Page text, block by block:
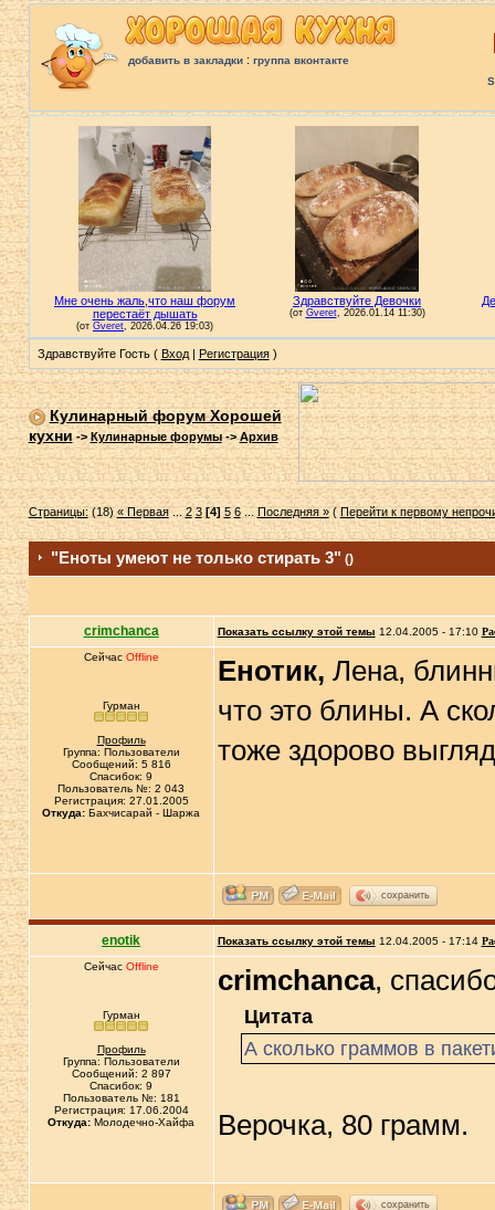
добавить в закладки: группа вконтакте
Здравствуйте Гость ( Вход| Регистрация)
Кулинарный форум Хорошей
кухни->Кулинарные форумы->Архив
Страницы:(18)« Первая...2 3 [4] 5 6...Последняя »(Перейти к первому
"Еноты умеют не только стирать 3" ()
crimchanca Показать ссылку этой темы 12.04.2005 - 17:10
Сейчас Offline
Гурман
Профиль
Группа: Пользователи
Сообщений: 5 816
Спасибок: 9
Пользователь №: 2 043
Регистрация: 27.01.2005
Откуда: Бахчисарай - Шаржа
Енотик, Лена,
что это блины. А
тоже здорово
сохранить
enotik Показать ссылку этой темы 12.04.2005 - 17:14
Сейчас Offline
Гурман
Профиль
Группа: Пользователи
Сообщений: 2 897
Спасибок: 9
Пользователь №: 181
Регистрация: 17.06.2004
Откуда: Молодечно-Хайфа
crimchanca,
Цитата
А сколько граммов в
Верочка, 80 грамм.
сохранить